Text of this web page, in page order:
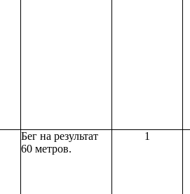
Бег на результат
60 метров.
1